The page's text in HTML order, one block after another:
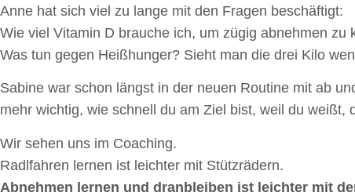
Anne hat sich viel zu lange mit den Fragen beschäftigt:
Wie viel Vitamin D brauche ich, um zügig abnehmen
Was tun gegen Heißhunger? Sieht man die drei Kilo
Sabine war schon längst in der neuen Routine mit ab
mehr wichtig, wie schnell du am Ziel bist, weil du weißt,
Wir sehen uns im Coaching.
Radlfahren lernen ist leichter mit Stützrädern.
Abnehmen lernen und dranbleiben ist leichter mit